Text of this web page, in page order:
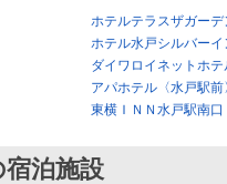
ホテルテラスザガーデ
ホテル水戸シルバーイ
ダイワロイネットホテ
アパホテル〈水戸駅前
東横ＩＮＮ水戸駅南口
泊施設